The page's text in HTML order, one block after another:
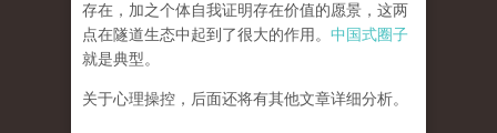
存在，加之个体自我证明存在价值的愿景，这两
点在隧道生态中起到了很大的作用。 中国式圈子
就是典型。
关于心理操控，后面还将有其他文章详细分析。